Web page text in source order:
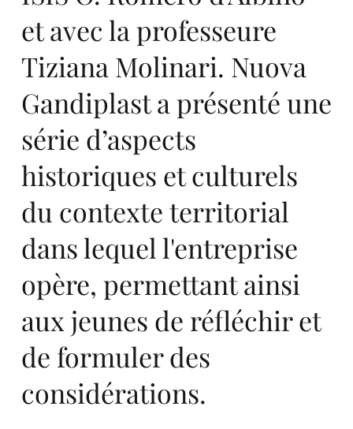
et avec la professeure
Tiziana Molinari. Nuova
Gandiplast a présenté une
série d’aspects
historiques et culturels
du contexte territorial
dans lequel l'entreprise
opère, permettant ainsi
aux jeunes de réfléchir et
de formuler des
considérations.
in
Eu